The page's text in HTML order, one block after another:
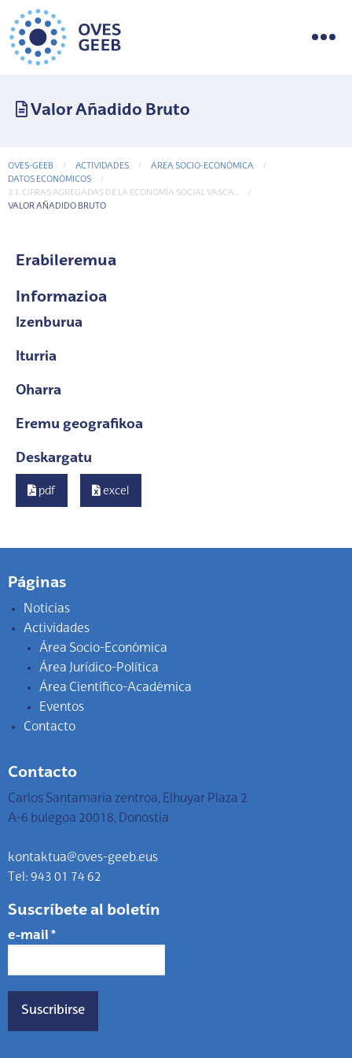
Valor Añadido Bruto
OVES-GEEB ACTIVIDADES
ÁREA SOCIO-ECONÓMICA
DATOS ECONÓMICOS
3.1. CIFRAS AGREGADAS DE LA ECONOMÍA SOCIAL VASCA...
CURRENT-PAGE
VALOR AÑADIDO BRUTO
Erabileremua
Informazioa
Izenburua
Iturria
Oharra
Eremu geografikoa
Deskargatu
pdf excel
Páginas
Noticias
Actividades
Área Socio-Económica
Área Jurídico-Política
Área Científico-Académica
Eventos
Contacto
Contacto
Carlos Santamaria zentroa, Elhuyar Plaza 2
A-6 bulegoa 20018, Donostia
kontaktua@oves-geeb.eus
Tel: 943 01 74 62
Suscríbete al boletín
e-mail *